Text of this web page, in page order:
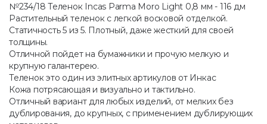
№234/18 Теленок Incas Parma Moro Light 0,8 мм - 116 дм
Растительный теленок с легкой восковой отделкой.
Статичность 5 из 5. Плотный, даже жесткий для своей
толщины.
Отличной пойдет на бумажники и прочую мелкую и
крупную галантерею.
Теленок это один из элитных артикулов от Инкас
Кожа потрясающая и визуально и тактильно.
Отличный вариант для любых изделий, от мелких без
дублирования, до крупных, с применением дублирующих